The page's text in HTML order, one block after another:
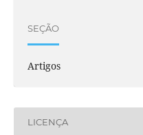
SEÇÃO
Artigos
LICENÇA